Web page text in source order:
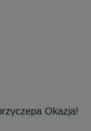
Okazja!